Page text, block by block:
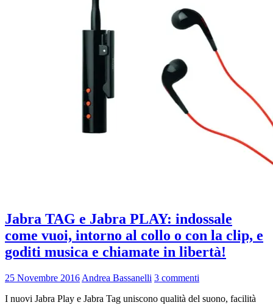
Jabra TAG e Jabra PLAY: indossale
come vuoi, intorno al collo o con la clip, e
goditi musica e chiamate in libertà!
25 Novembre 2016 Andrea Bassanelli 3 commenti
I nuovi Jabra Play e Jabra Tag uniscono qualità del suono, facilità